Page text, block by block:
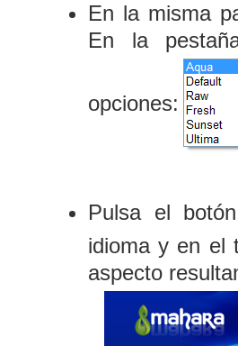
En la misma
En la
opciones:
Pulsa el
idioma y en el
aspecto